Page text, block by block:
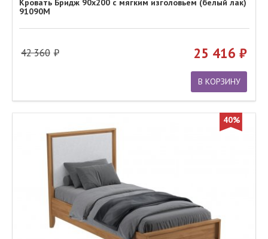
Кровать Бридж 90х200 с мягким изголовьем (белый лак)
91090М
42 360 25 416
В КОРЗИНУ
40%